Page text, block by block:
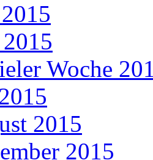
Woche
2015
2015